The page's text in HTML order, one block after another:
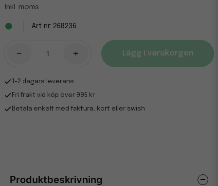
Inkl. moms
268236
- + Lägg i varukorgen
1-2 dagars leverans
Fri frakt vid köp över 995 kr
Betala enkelt med faktura, kort eller swish
Produktbeskrivning